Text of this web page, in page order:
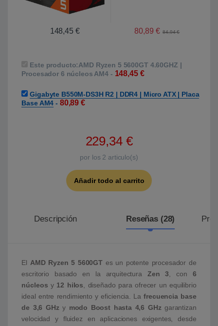
148,45 € 80,89 € 84,94€
Este producto:AMD Ryzen 5 5600GT 4.60GHZ |
Procesador 6 núcleos AM4 - 148,45 €
Gigabyte B550M-DS3H R2 | DDR4 | Micro ATX | Placa
Base AM4 - 80,89€
229,34 €
por los 2 articulo(s)
Añadir todo al carrito
Descripción Reseñas (28)
El AMD Ryzen 5 5600GT es un potente procesador de
escritorio basado en la arquitectura Zen 3 , con 6
núcleos y 12 hilos , diseñado para ofrecer un equilibrio
ideal entre rendimiento y eficiencia. Lafrecuencia base
de 3,6 GHz y modo Boost hasta 4,6 GHz garantizan
velocidad y fluidez en aplicaciones exigentes, desde